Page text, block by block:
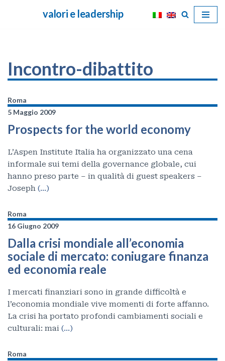
valori e leadership
Incontro-dibattito
Roma
5 Maggio 2009
Prospects for the world economy
L’Aspen Institute Italia ha organizzato una cena
informale sui temi della governance globale, cui
hanno preso parte – in qualità di guest speakers –
Joseph (…)
Roma
16 Giugno 2009
Dalla crisi mondiale all’economia
sociale di mercato: coniugare finanza
ed economia reale
I mercati finanziari sono in grande difficoltà e
l’economia mondiale vive momenti di forte affanno.
La crisi ha portato profondi cambiamenti sociali e
culturali: mai (…)
Roma